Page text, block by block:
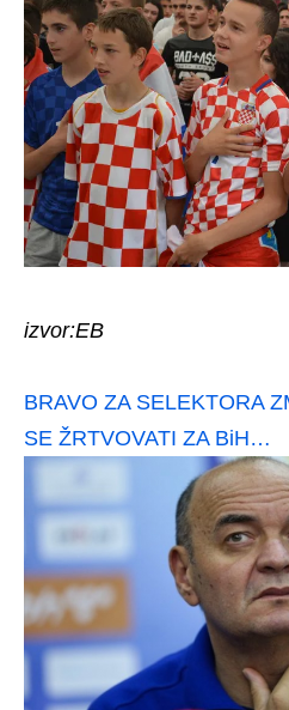
izvor:EB
BRAVO ZA SELEKTORA
SE ŽRTVOVATI ZA BiH…